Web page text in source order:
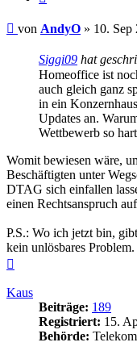
Beitrag
von AndyO » 10. Sep
Siggi09 hat
Homeoffice ist
auch gleich ganz
in ein
Updates an.
Wettbewerb so
Womit bewiesen wäre,
Beschäftigten unter
DTAG sich einfallen
einen Rechtsanspruch
P.S.: Wo ich jetzt bin,
kein unlösbares Problem.
Kaus
Beiträge: 189
Registriert: 15.
Behörde: Telekom